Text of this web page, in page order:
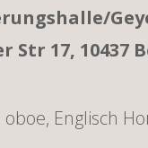
Str 17, 10437
Englisch